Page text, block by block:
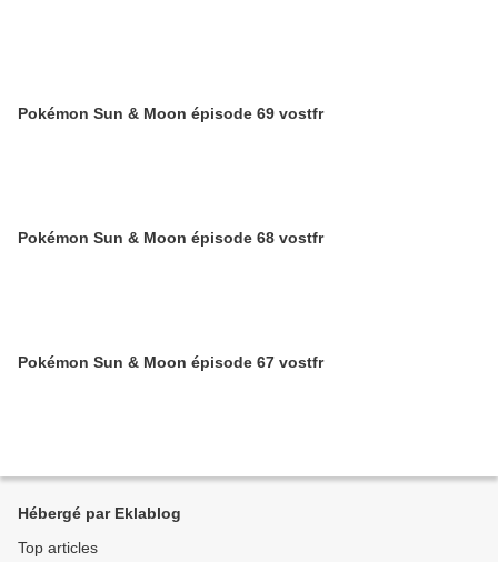
Pokémon Sun & Moon épisode 69 vostfr
Pokémon Sun & Moon épisode 68 vostfr
Pokémon Sun & Moon épisode 67 vostfr
Hébergé par Eklablog
Top articles